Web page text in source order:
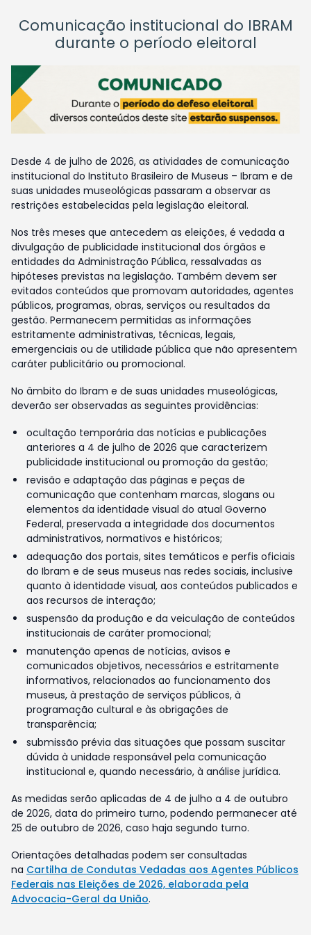
Comunicação institucional do IBRAM
durante o período eleitoral
Desde 4 de julho de 2026, as atividades de comunicação
institucional do Instituto Brasileiro de Museus – Ibram e de
suas unidades museológicas passaram a observar as
restrições estabelecidas pela legislação eleitoral.
Nos três meses que antecedem as eleições, é vedada a
divulgação de publicidade institucional dos órgãos e
entidades da Administração Pública, ressalvadas as
hipóteses previstas na legislação. Também devem ser
evitados conteúdos que promovam autoridades, agentes
públicos, programas, obras, serviços ou resultados da
gestão. Permanecem permitidas as informações
estritamente administrativas, técnicas, legais,
emergenciais ou de utilidade pública que não apresentem
caráter publicitário ou promocional.
No âmbito do Ibram e de suas unidades museológicas,
deverão ser observadas as seguintes providências:
ocultação temporária das notícias e publicações
anteriores a 4 de julho de 2026 que caracterizem
publicidade institucional ou promoção da gestão;
revisão e adaptação das páginas e peças de
comunicação que contenham marcas, slogans ou
elementos da identidade visual do atual Governo
Federal, preservada a integridade dos documentos
administrativos, normativos e históricos;
adequação dos portais, sites temáticos e perfis oficiais
do Ibram e de seus museus nas redes sociais, inclusive
quanto à identidade visual, aos conteúdos publicados e
aos recursos de interação;
suspensão da produção e da veiculação de conteúdos
institucionais de caráter promocional;
manutenção apenas de notícias, avisos e
comunicados objetivos, necessários e estritamente
informativos, relacionados ao funcionamento dos
museus, à prestação de serviços públicos, à
programação cultural e às obrigações de
transparência;
submissão prévia das situações que possam suscitar
dúvida à unidade responsável pela comunicação
institucional e, quando necessário, à análise jurídica.
As medidas serão aplicadas de 4 de julho a 4 de outubro
de 2026, data do primeiro turno, podendo permanecer até
25 de outubro de 2026, caso haja segundo turno.
Orientações detalhadas podem ser consultadas
na Cartilha de Condutas Vedadas aos Agentes Públicos
Federais nas Eleições de 2026, elaborada pela
Advocacia-Geral da União.